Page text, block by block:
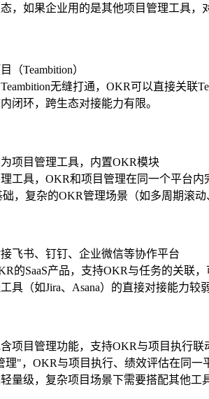
，如果企业用的是其他项目管理工具，
（Teambition）
无缝打通，OKR可以直接关联
闭环，跨生态对接能力有限。
项目管理工具，内置OKR模块
工具，OKR和项目管理在同一个平台
，复杂的OKR管理场景（如多周期滚动
飞书、钉钉、企业微信等协作平台
的SaaS产品，支持OKR与任务的关联
具（如Jira、Asana）的直接对接能力较弱
项目管理功能，支持OKR与项目执行联
理"，OKR与项目执行、绩效评估在同一
量级，复杂项目场景下需要搭配其他工